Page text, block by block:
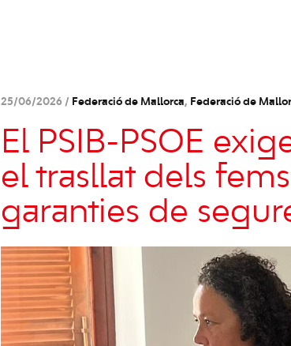
25/06/2026 / Federació de Mallorca, Federació de
El PSIB-PSOE
el trasllat dels
garanties de